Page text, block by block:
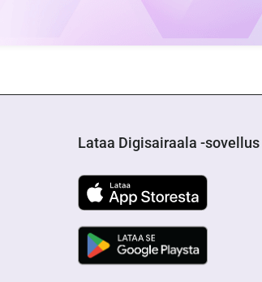
Lataa Digisairaala -sovellus